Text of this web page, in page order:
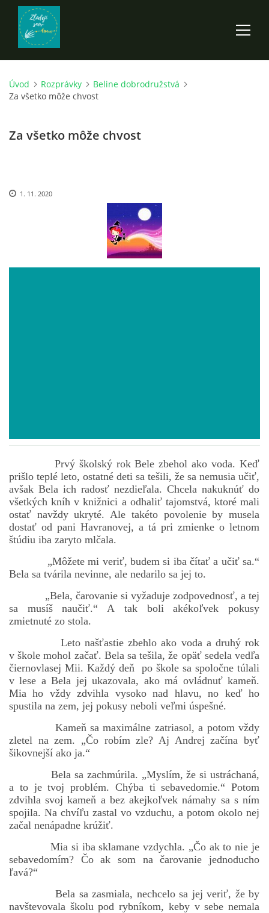
ÚVOD
EGYRON: SIEDMY DEŇ - 3. DIEL
TARA
VÍLA NA BRONZOVEJ ULICI
VLČÍ MOR
Príbehy a poviedky na tejto stránke sú duševným
vlastníctvom autorov. Všetky práva vyhradené.
© 2026 eStránky.sk| RSS|WebSlice |Aktualizované 5. 8. 2026|
Hore ↑
Úvod Rozprávky
Beline dobrodružstvá
Za všetko môže chvost
Za všetko môže chvost
1. 11. 2020
Prvý školský rok Bele zbehol ako voda. Keď
prišlo teplé leto, ostatné deti sa tešili, že sa nemusia učiť,
avšak Bela ich radosť nezdieľala. Chcela nakuknúť do
všetkých kníh v knižnici a odhaliť tajomstvá, ktoré mali
ostať navždy ukryté. Ale takéto povolenie by musela
dostať od pani Havranovej, a tá pri zmienke o letnom
štúdiu iba zaryto mlčala.
„Môžete mi veriť, budem si iba čítať a učiť sa.“
Bela sa tvárila nevinne, ale nedarilo sa jej to.
„Bela, čarovanie si vyžaduje zodpovednosť, a tej
sa musíš naučiť.“ A tak boli akékoľvek pokusy
zmietnuté zo stola.
Leto našťastie zbehlo ako voda a druhý rok
v škole mohol začať. Bela sa tešila, že opäť sedela vedľa
čiernovlasej Mii. Každý deň po škole sa spoločne túlali
v lese a Bela jej ukazovala, ako má ovládnuť kameň.
Mia ho vždy zdvihla vysoko nad hlavu, no keď ho
spustila na zem, jej pokusy neboli veľmi úspešné.
Kameň sa maximálne zatriasol, a potom vždy
zletel na zem. „Čo robím zle? Aj Andrej začína byť
šikovnejší ako ja.“
Bela sa zachmúrila. „Myslím, že si ustráchaná,
a to je tvoj problém. Chýba ti sebavedomie.“ Potom
zdvihla svoj kameň a bez akejkoľvek námahy sa s ním
spojila. Na chvíľu zastal vo vzduchu, a potom okolo nej
začal nenápadne krúžiť.
Mia si iba sklamane vzdychla. „Čo ak to nie je
sebavedomím? Čo ak som na čarovanie jednoducho
ľavá?“
Bela sa zasmiala, nechcelo sa jej veriť, že by
navštevovala školu pod rybníkom, keby v sebe nemala